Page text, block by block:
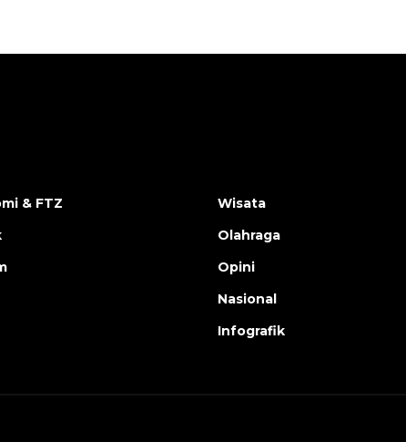
& FTZ
Wisata
Olahraga
Opini
Nasional
Infografik